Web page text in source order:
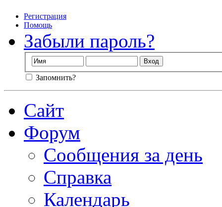
Регистрация
Помощь
Забыли пароль?
Запомнить?
Сайт
Форум
Сообщения за день
Справка
Календарь